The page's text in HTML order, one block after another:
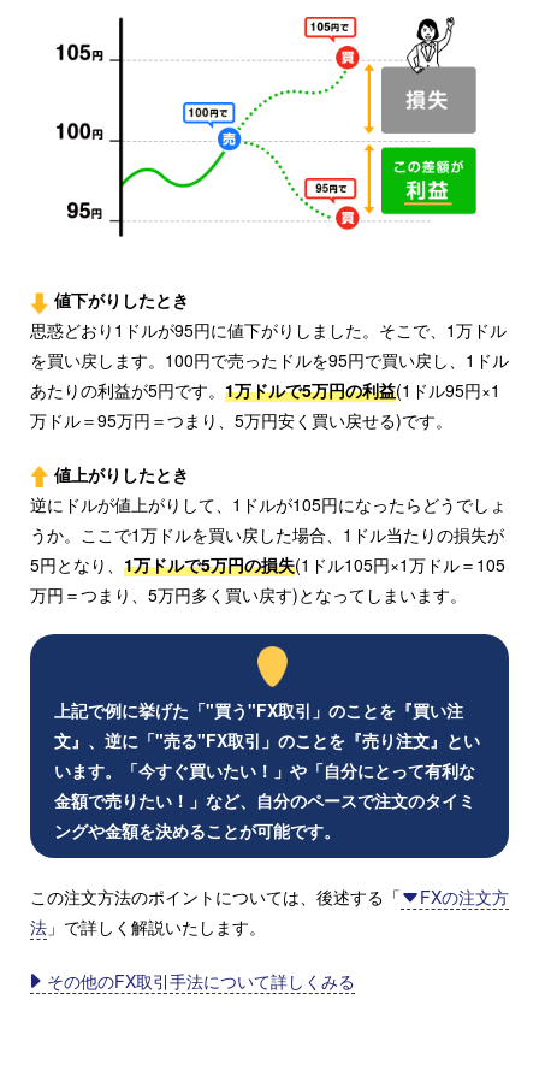
値下がりしたとき
思惑どおり1ドルが95円に値下がりしました。そこで、1万ドル
を買い戻します。100円で売ったドルを95円で買い戻し、1ドル
あたりの利益が5円です。 1万ドルで5万円の利益(1ドル95円×1
万ドル＝95万円＝つまり、5万円安く買い戻せる)です。
値上がりしたとき
逆にドルが値上がりして、1ドルが105円になったらどうでしょ
うか。ここで1万ドルを買い戻した場合、1ドル当たりの損失が
5円となり、 1万ドルで5万円の損失(1ドル105円×1万ドル＝105
万円＝つまり、5万円多く買い戻す)となってしまいます。
上記で例に挙げた「"買う"FX取引」のことを『買い注
文』、逆に「"売る"FX取引」のことを『売り注文』とい
います。「今すぐ買いたい！」や「自分にとって有利な
金額で売りたい！」など、自分のペースで注文のタイミ
ングや金額を決めることが可能です。
この注文方法のポイントについては、後述する「
FXの注文方
法 」で詳しく解説いたします。
その他のFX取引手法について詳しくみる